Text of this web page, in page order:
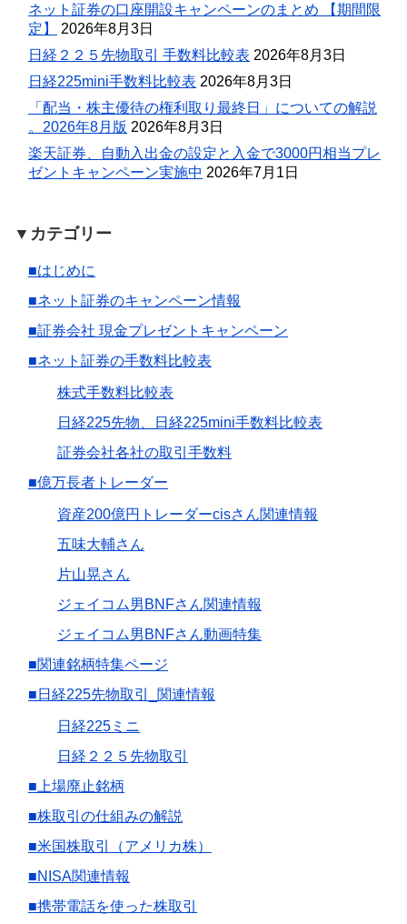
ネット証券の口座開設キャンペーンのまとめ 【期間限
定】
2026年8月3日
日経２２５先物取引 手数料比較表 2026年8月3日
日経225mini手数料比較表 2026年8月3日
「配当・株主優待の権利取り最終日」についての解説
。2026年8月版 2026年8月3日
楽天証券、自動入出金の設定と入金で3000円相当プレ
ゼントキャンペーン実施中 2026年7月1日
▼カテゴリー
■はじめに
■ネット証券のキャンペーン情報
■証券会社 現金プレゼントキャンペーン
■ネット証券の手数料比較表
株式手数料比較表
日経225先物、日経225mini手数料比較表
証券会社各社の取引手数料
■億万長者トレーダー
資産200億円トレーダーcisさん関連情報
五味大輔さん
片山晃さん
ジェイコム男BNFさん関連情報
ジェイコム男BNFさん動画特集
■関連銘柄特集ページ
■日経225先物取引_関連情報
日経225ミニ
日経２２５先物取引
■上場廃止銘柄
■株取引の仕組みの解説
■米国株取引（アメリカ株）
■NISA関連情報
■携帯電話を使った株取引